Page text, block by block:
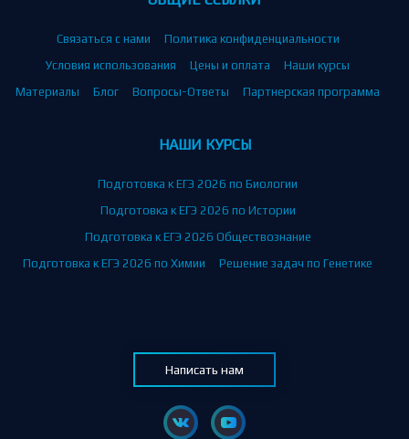
Связаться с нами
Политика конфиденциальности
Условия использования
Цены и оплата
Наши курсы
Материалы
Блог Вопросы-Ответы Партнерская программа
НАШИ КУРСЫ
Подготовка к ЕГЭ 2026 по Биологии
Подготовка к ЕГЭ 2026 по Истории
Подготовка к ЕГЭ 2026 Обществознание
Подготовка к ЕГЭ 2026 по Химии
Решение задач по Генетике
Написать нам